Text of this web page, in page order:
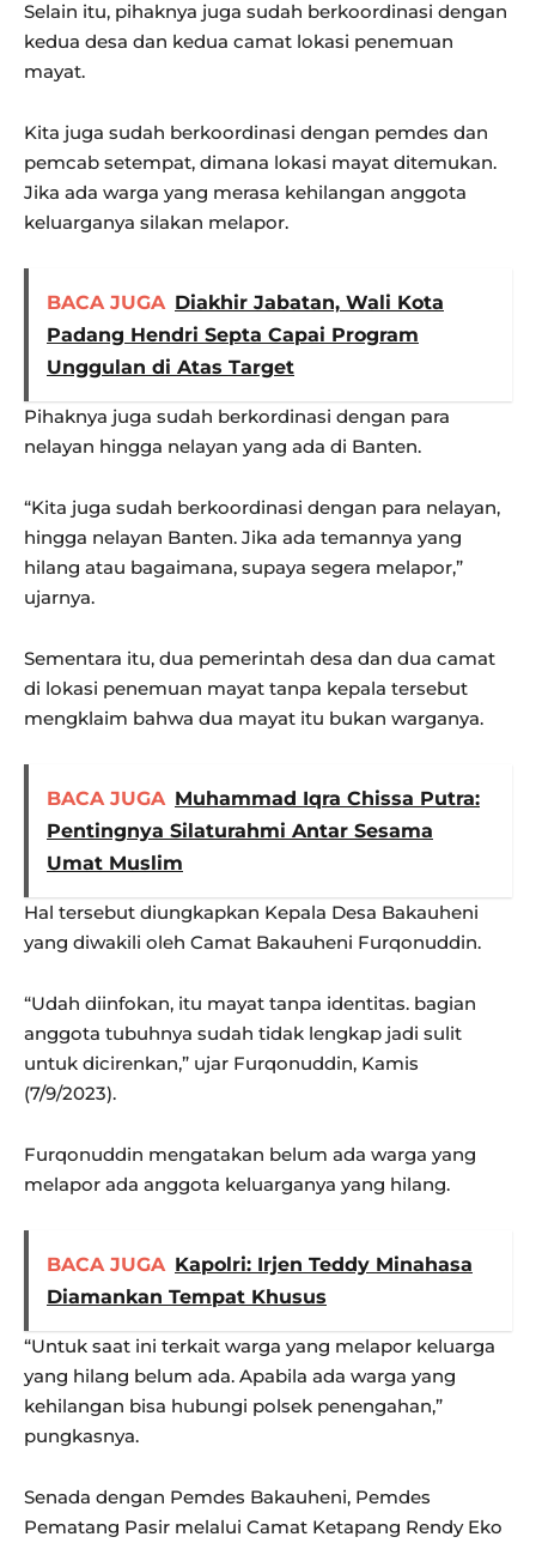
Selain itu, pihaknya juga sudah berkoordinasi dengan
kedua desa dan kedua camat lokasi penemuan
mayat.
Kita juga sudah berkoordinasi dengan pemdes dan
pemcab setempat, dimana lokasi mayat ditemukan.
Jika ada warga yang merasa kehilangan anggota
keluarganya silakan melapor.
BACA JUGA Diakhir Jabatan, Wali Kota
Padang Hendri Septa Capai Program
Unggulan di Atas Target
Pihaknya juga sudah berkordinasi dengan para
nelayan hingga nelayan yang ada di Banten.
“Kita juga sudah berkoordinasi dengan para nelayan,
hingga nelayan Banten. Jika ada temannya yang
hilang atau bagaimana, supaya segera melapor,”
ujarnya.
Sementara itu, dua pemerintah desa dan dua camat
di lokasi penemuan mayat tanpa kepala tersebut
mengklaim bahwa dua mayat itu bukan warganya.
BACA JUGA Muhammad Iqra Chissa Putra:
Pentingnya Silaturahmi Antar Sesama
Umat Muslim
Hal tersebut diungkapkan Kepala Desa Bakauheni
yang diwakili oleh Camat Bakauheni Furqonuddin.
“Udah diinfokan, itu mayat tanpa identitas. bagian
anggota tubuhnya sudah tidak lengkap jadi sulit
untuk dicirenkan,” ujar Furqonuddin, Kamis
(7/9/2023).
Furqonuddin mengatakan belum ada warga yang
melapor ada anggota keluarganya yang hilang.
BACA JUGA Kapolri: Irjen Teddy Minahasa
Diamankan Tempat Khusus
“Untuk saat ini terkait warga yang melapor keluarga
yang hilang belum ada. Apabila ada warga yang
kehilangan bisa hubungi polsek penengahan,”
pungkasnya.
Senada dengan Pemdes Bakauheni, Pemdes
Pematang Pasir melalui Camat Ketapang Rendy Eko